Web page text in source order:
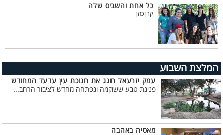
כל אחת והשביס שלה
קרן כהן
המלצת השבוע
עמק יזרעאל חוגג את חנוכת עין עדעד המחודש
פנינת טבע ששוקמה ונפתחה מחדש לציבור הרחב...
מאסיה באהבה